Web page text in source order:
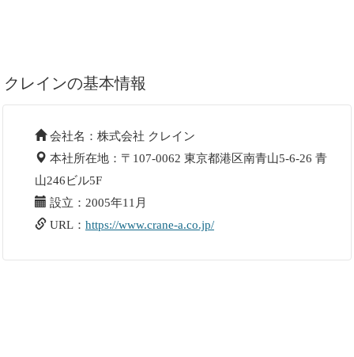
クレインの基本情報
会社名：株式会社 クレイン
本社所在地：〒107-0062 東京都港区南青山5-6-26 青
山246ビル5F
設立：2005年11月
URL： https://www.crane-a.co.jp/